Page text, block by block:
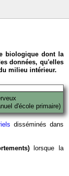
biologique dont la
données, qu'elles
milieu intérieur.
d'école primaire)
disséminés dans
lorsque la